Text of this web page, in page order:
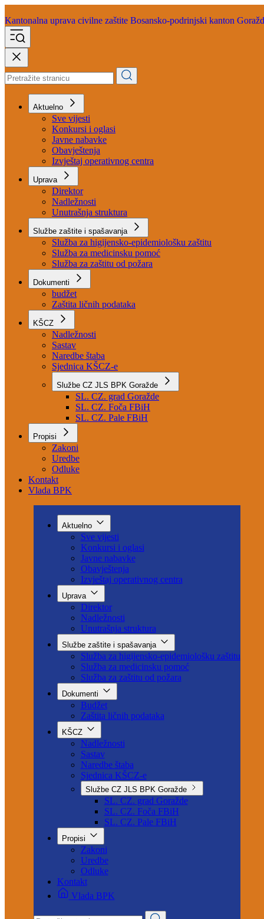
Kantonalna uprava
Aktuelno
Sve vijesti
Konkursi i oglasi
Javne nabavke
Obavještenja
Izvještaj operativnog centra
Uprava
Nadležnosti
Unutrašnja struktura
Službe zaštite i spašavanja
Služba za higijensko-epidemiološku zaštitu
Služba za medicinsku pomoć
Služba za zaštitu od požara
Dokumenti
budžet
Zaštita ličnih podataka
KŠCZ
Nadležnosti
Sastav
Naredbe štaba
Sjednica KŠCZ-e
Službe CZ JLS BPK Goražde
SL. CZ. grad Goražde
SL. CZ. Foča FBiH
SL. CZ. Pale FBiH
Propisi
Zakoni
Uredbe
Vlada BPK
Aktuelno
Sve vijesti
Konkursi i oglasi
Javne nabavke
Obavještenja
Izvještaj operativnog centra
Uprava
Nadležnosti
Unutrašnja struktura
Službe zaštite i spašavanja
Služba za higijensko-epidemiološku zaštitu
Služba za medicinsku pomoć
Služba za zaštitu od požara
Dokumenti
Budžet
Zaštita ličnih podataka
KŠCZ
Nadležnosti
Sastav
Naredbe štaba
Sjednica KŠCZ-e
Službe CZ JLS BPK Goražde
SL. CZ. Foča FBiH
SL. CZ. Pale FBiH
Propisi
Zakoni
Uredbe
Odluke
Kontakt